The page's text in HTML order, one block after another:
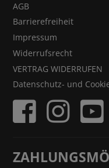
AGB
Barrierefreiheit
Impressum
Widerrufsrecht
VERTRAG WIDERRUFEN
Datenschutz- und